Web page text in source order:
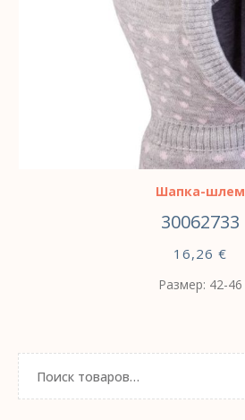
ВЫБЕРИТЕ ПАРАМЕТРЫ
Шапка-шлем
30062733
16,26 €
Размер: 42-46